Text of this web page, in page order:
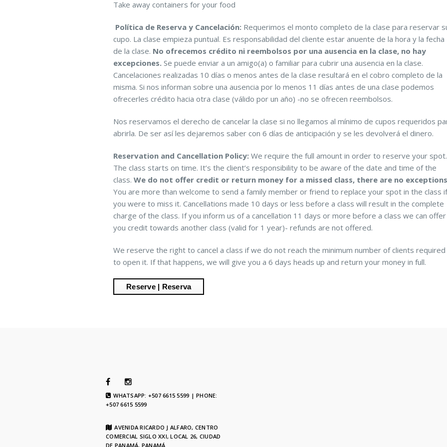
Take away containers for your food
Política de Reserva y Cancelación: Requerimos el monto completo de la clase para reservar
cupo. La clase empieza puntual. Es responsabilidad del cliente estar anuente de la hora y la fecha
de la clase. No ofrecemos crédito ni reembolsos por una ausencia en la clase, no hay
excepciones. Se puede enviar a un amigo(a) o familiar para cubrir una ausencia en la clase.
Cancelaciones realizadas 10 días o menos antes de la clase resultará en el cobro completo de la
misma. Si nos informan sobre una ausencia por lo menos 11 días antes de una clase podemos
ofrecerles crédito hacia otra clase (válido por un año) -no se ofrecen reembolsos.
Nos reservamos el derecho de cancelar la clase si no llegamos al mínimo de cupos requeridos
abrirla. De ser así les dejaremos saber con 6 días de anticipación y se les devolverá el dinero.
Reservation and Cancellation Policy: We require the full amount in order to reserve your spot.
The class starts on time. It’s the client’s responsibility to be aware of the date and time of the
class. We do not offer credit or return money for a missed class, there are no
You are more than welcome to send a family member or friend to replace your spot in the class if
you were to miss it. Cancellations made 10 days or less before a class will result in the complete
charge of the class. If you inform us of a cancellation 11 days or more before a class we can offer
you credit towards another class (valid for 1 year)- refunds are not offered.
We reserve the right to cancel a class if we do not reach the minimum number of clients required
to open it. If that happens, we will give you a 6 days heads up and return your money in full.
WHATSAPP: +507 6615 5599 | PHONE:
+507 6615 5599
AVENIDA RICARDO J ALFARO, CENTRO
COMERCIAL SIGLO XXI, LOCAL 26, CIUDAD
DE PANAMÁ, PANAMÁ